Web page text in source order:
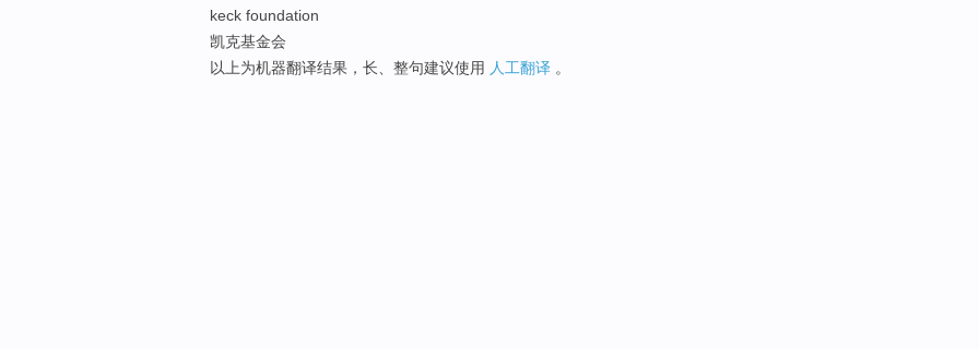
keck foundation
凯克基金会
以上为机器翻译结果，长、整句建议使用 人工翻译 。